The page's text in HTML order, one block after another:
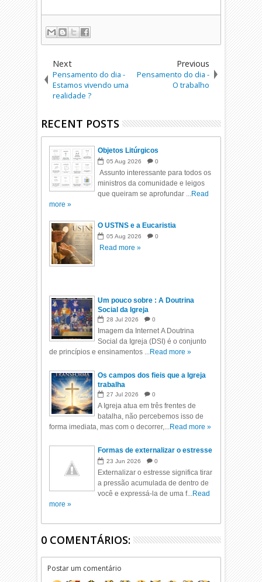
Next
Pensamento do dia -
Estamos vivendo uma
realidade ?
Previous
Pensamento do dia -
O trabalho
RECENT POSTS
Objetos Litúrgicos
05 Aug 2026 0
Assunto interessante para todos os
ministros da comunidade e leigos
que queiram se aprofundar ...Read
more »
O USTNS e a Eucaristia
05 Aug 2026 0
Read more »
Um pouco sobre : A Doutrina
Social da Igreja
28 Jul 2026 0
Imagem da Internet A Doutrina
Social da Igreja (DSI) é o conjunto
de princípios e ensinamentos ...Read more »
Os campos dos fieis que a Igreja
trabalha
27 Jul 2026 0
A Igreja atua em três frentes de
batalha, não percebemos isso de
forma imediata, mas com o decorrer,...Read more »
Formas de externalizar o estresse
23 Jun 2026 0
Externalizar o estresse significa tirar
a pressão acumulada de dentro de
você e expressá-la de uma f...Read
more »
0 COMENTÁRIOS:
Postar um comentário